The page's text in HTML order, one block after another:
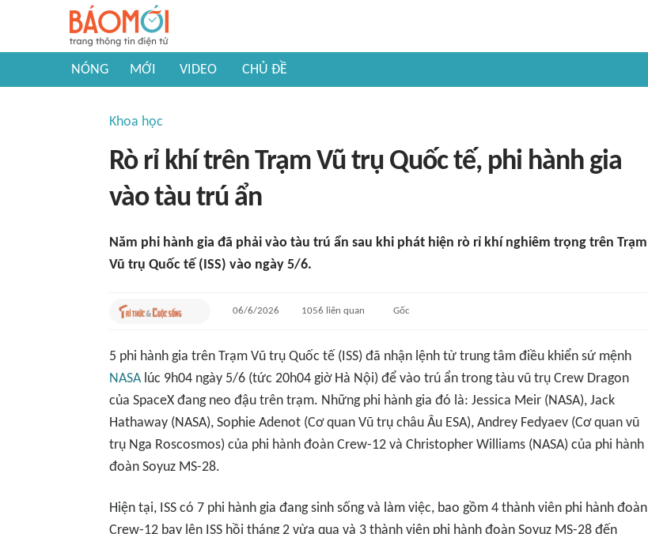
NÓNG MỚI VIDEO CHỦ ĐỀ
Khoa học
Rò rỉ khí trên Trạm Vũ trụ Quốc tế, phi hành gia
vào tàu trú ẩn
Năm phi hành gia đã phải vào tàu trú ẩn sau khi phát hiện rò rỉ khí nghiêm trọng trên Trạm
Vũ trụ Quốc tế (ISS) vào ngày 5/6.
06/6/2026 1056 liên quan Gốc
5 phi hành gia trên Trạm Vũ trụ Quốc tế (ISS) đã nhận lệnh từ trung tâm điều khiển sứ mệnh
NASAlúc 9h04 ngày 5/6 (tức 20h04 giờ Hà Nội) để vào trú ẩn trong tàu vũ trụ Crew Dragon
của SpaceX đang neo đậu trên trạm. Những phi hành gia đó là: Jessica Meir (NASA), Jack
Hathaway (NASA), Sophie Adenot (Cơ quan Vũ trụ châu Âu ESA), Andrey Fedyaev (Cơ quan vũ
trụ Nga Roscosmos) của phi hành đoàn Crew-12 và Christopher Williams (NASA) của phi hành
đoàn Soyuz MS-28.
Hiện tại, ISS có 7 phi hành gia đang sinh sống và làm việc, bao gồm 4 thành viên phi hành đoàn
Crew-12 bay lên ISS hồi tháng 2 vừa qua và 3 thành viên phi hành đoàn Soyuz MS-28 đến